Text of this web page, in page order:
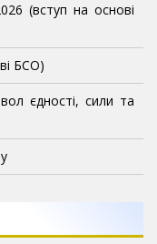
(вступ на основі
БСО)
єдності, сили та